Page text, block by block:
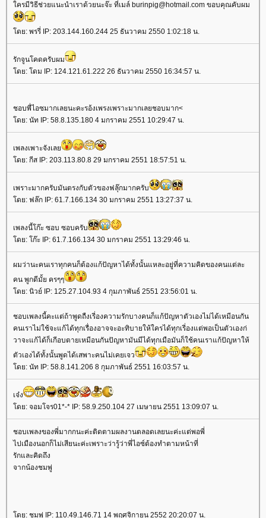
ครมีวิธีช่วยแนะนำเราด้วยนะจ๊ะ ที่เมล์ burinpig@hotmail.com ขอบคุณคับผม
ดย: พรรี่ IP: 203.144.160.244 25 ธันวาคม 2550 1:02:18 น.
รักจูนโคดครับผม
ดย: โดม IP: 124.121.61.222 26 ธันวาคม 2550 16:34:57 น.
ชอบพื่ไอซมากเลยนะคะรอ้งเพรงเพราะมากเลยชอบมาก<
ดย: นัท IP: 58.8.135.180 4 มกราคม 2551 10:29:47 น.
เพลงเพาะจังเล
ดย: กีส IP: 203.113.80.8 29 มกราคม 2551 18:57:51 น.
เพราะมากครับมันตรงกับตัวของฟลุ๊กมากครับ
ดย: ฟล๊ก IP: 61.7.166.134 30 มกราคม 2551 13:27:37 น.
เพลงนี้โก๊ะ ซอบ ซอบครับ
ดย: โก๊ะ IP: 61.7.166.134 30 มกราคม 2551 13:29:46 น.
ผมว่านะคนเราทุกคนก็ต้องแก้ปัญหาได้ทั้งนั้นแหละอยู่ที่ความคิดของคนแต่ละ
คน พูกดีมั้ย ครๆๆ
ดย: นิวย์ IP: 125.27.104.93 4 กุมภาพันธ์ 2551 23:56:01 น.
ชอบเพลงนี้คะแต่ถ้าพูดถืงเรี่องความรักบางคนก็แก้ปัญหาตัวเองไม่ได้เหมีอนกัน
คนเราไม่ใช้จะแก้ได้ทุกเรื่องอาจจะอะทิบายให้ใครได้ทุกเรี่องแต่พอเป็นตัวเองก่
วาจะแก้ได้ก็เกีอบตายเหมีอนกันปัญหามันมีได้ทุกเมือมันก็ใช้คนเราแก้ปัญหาให้
ตัวเองได้ทั้งนั้นพูดได้เสพาะคนไม่เคยเจว
ดย: นัท IP: 58.8.141.206 8 กุมภาพันธ์ 2551 16:03:57 น.
เจ๋ง
ดย: จอมโจร01*-* IP: 58.9.250.104 27 เมษายน 2551 13:09:07 น.
ชอบเพลงของพี่มากกนะค่ะติดตามผลงานตลอดเลยนะค่ะแต่พอพี่
ไปเมืองนอกก็ไม่เสียนะค่ะเพราะว่ารู้ว่าพี่ไอซ์ต้องทำตามหน้าที่
รักและคิดถึง
จากน้องชมพู่
ดย: ชมพู่ IP: 110.49.146.71 14 พฤศจิกายน 2552 20:20:07 น.